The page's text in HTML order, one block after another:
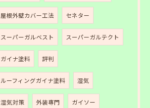
屋根外壁カバー工法 セネター
スーパーガルベスト スーパーガルテクト
ガイナ塗料 評判
ルーフィングガイナ塗料 湿気
湿気対策 外装専門 ガイソー